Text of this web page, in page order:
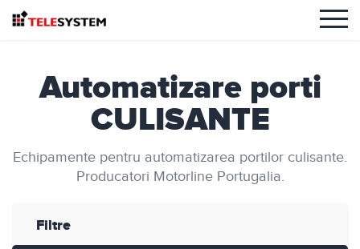
Automatizare porti
CULISANTE
Echipamente pentru automatizarea portilor culisante.
Producatori Motorline Portugalia.
Filtre